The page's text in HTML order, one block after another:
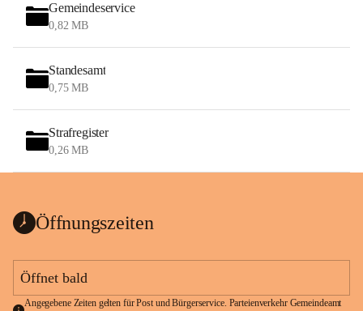
Gemeindeservice
0,82 MB
Standesamt
0,75 MB
Strafregister
0,26 MB
Öffnungszeiten
Öffnet bald
Angegebene Zeiten gelten für Post und Bürgerservice. Parteienverkehr Gemeindeamt